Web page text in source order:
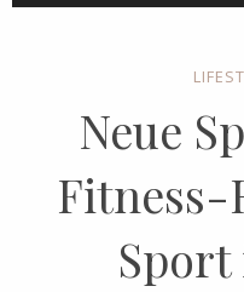
Neue
Fitness-